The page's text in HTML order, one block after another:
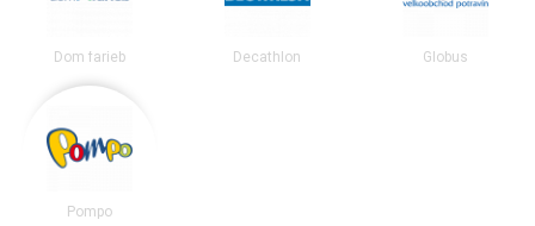
Dom farieb Decathlon Globus
Pompo